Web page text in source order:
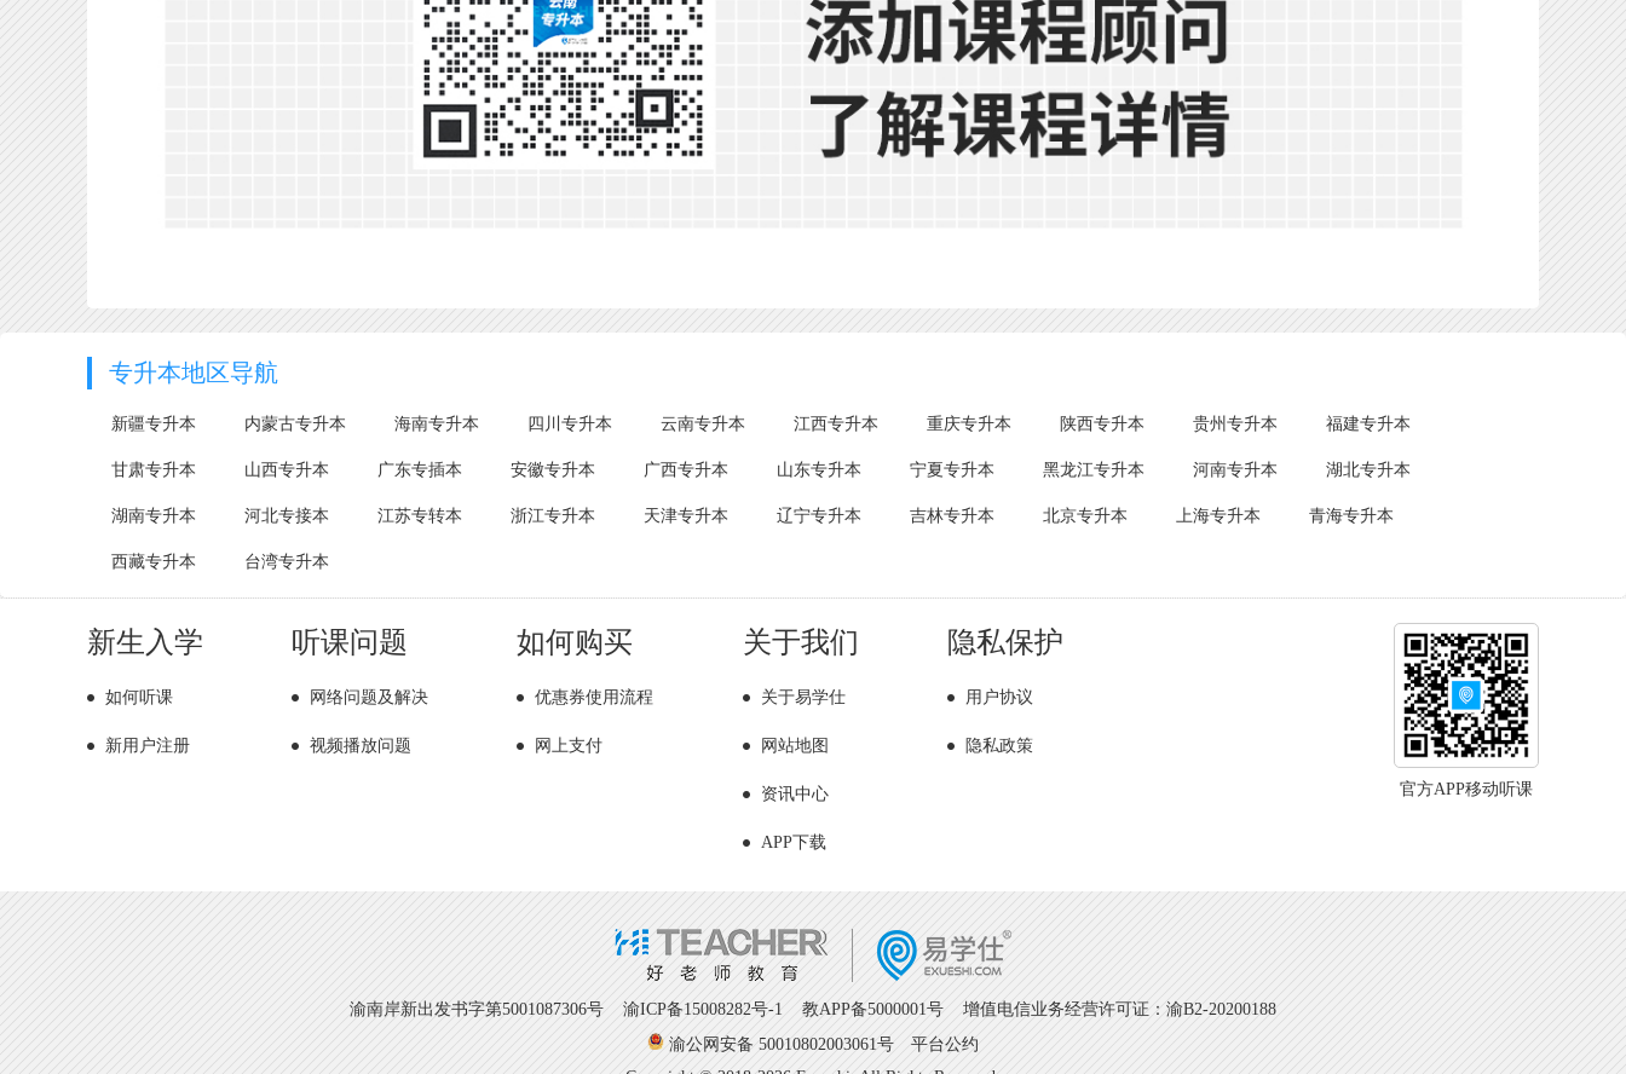
专升本地区导航
新疆专升本 内蒙古专升本 海南专升本 四川专升本 云南专升本 江西专升本 重庆专升本 陕西专升本 贵州专升本 福建专升本
甘肃专升本 山西专升本 广东专插本 安徽专升本 广西专升本 山东专升本 宁夏专升本 黑龙江专升本 河南专升本 湖北专升本
湖南专升本 河北专接本 江苏专转本 浙江专升本 天津专升本 辽宁专升本 吉林专升本 北京专升本 上海专升本 青海专升本
西藏专升本 台湾专升本
新生入学
如何听课
新用户注册
听课问题
网络问题及解决
视频播放问题
如何购买
优惠券使用流程
网上支付
关于我们
关于易学仕
网站地图
资讯中心
APP下载
隐私保护
用户协议
隐私政策
官方APP移动听课
渝南岸新出发书字第5001087306号 渝ICP备15008282号-1 教APP备5000001号 增值电信业务经营许可证：渝B2-20200188
渝公网安备 50010802003061号
平台公约